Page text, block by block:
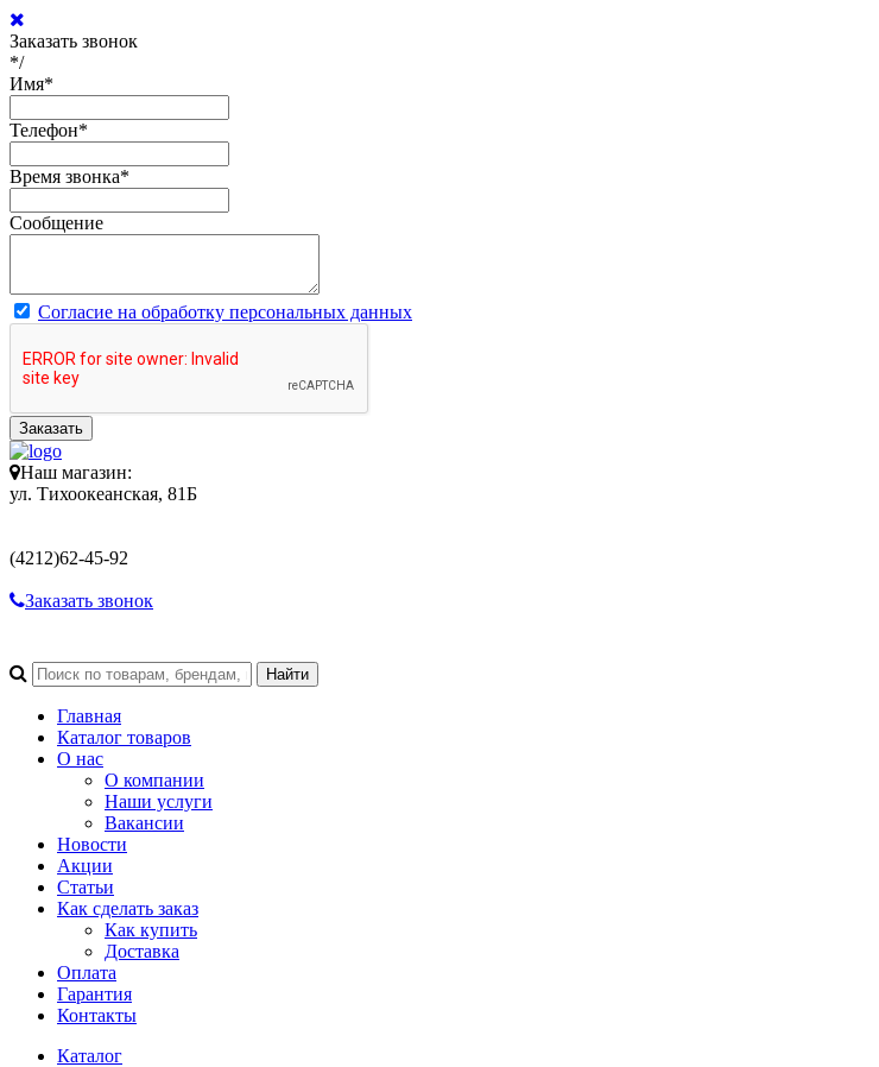
Заказать звонок
*/
Имя*
Телефон*
Время звонка*
Сообщение
Согласие на обработку персональных данных
Заказать
Наш магазин:
ул. Тихоокеанская, 81Б
(4212)62-45-92
Заказать звонок
Главная
Каталог товаров
О нас
О компании
Наши услуги
Вакансии
Новости
Акции
Статьи
Как сделать заказ
Как купить
Доставка
Оплата
Гарантия
Контакты
Каталог